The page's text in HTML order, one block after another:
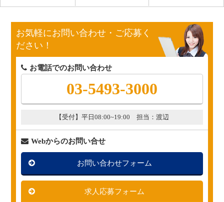
お気軽にお問い合わせ・ご応募く
ださい！
お電話でのお問い合わせ
03-5493-3000
【受付】平日08:00~19:00 担当：渡辺
Webからのお問い合せ
お問い合わせフォーム
求人応募フォーム